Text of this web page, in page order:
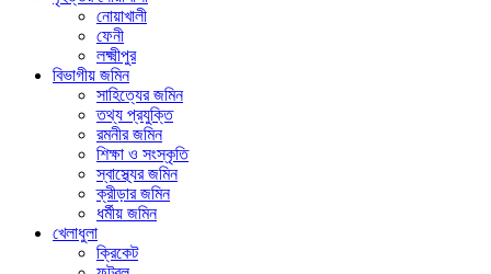
নোয়াখালী
ফেনী
লক্ষ্মীপুর
বিভাগীয় জমিন
সাহিত্যের জমিন
তথ্য প্রযুক্তি
রমনীর জমিন
শিক্ষা ও সংস্কৃতি
স্বাস্থ্যের জমিন
ক্রীড়ার জমিন
ধর্মীয় জমিন
খেলাধুলা
ক্রিকেট